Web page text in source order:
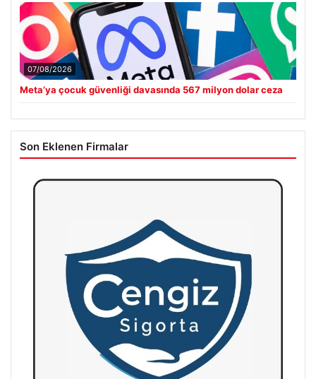
07/08/2026
Meta’ya çocuk güvenliği davasında 567 milyon dolar ceza
Son Eklenen Firmalar